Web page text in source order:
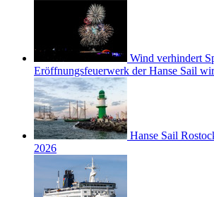
Wind verhindert
Eröffnungsfeuerwerk der Hanse Sail
Hanse Sail
2026